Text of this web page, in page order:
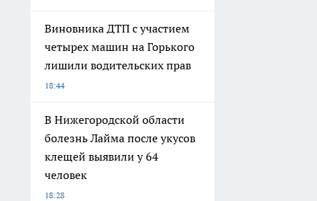
Виновника ДТП с участием
четырех машин на Горького
лишили водительских прав
18:44
В Нижегородской области
болезнь Лайма после укусов
клещей выявили у 64
человек
18:28